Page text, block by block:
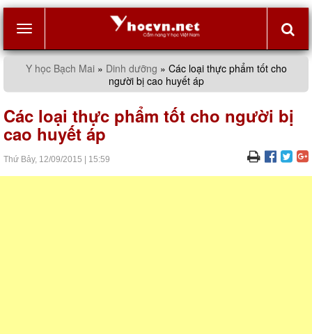
Y học Bạch Mai» Dinh dưỡng » Các loại thực phẩm tốt cho
người bị cao huyết áp
Các loại thực phẩm tốt cho người bị
cao huyết áp
Thứ Bảy, 12/09/2015 15:59